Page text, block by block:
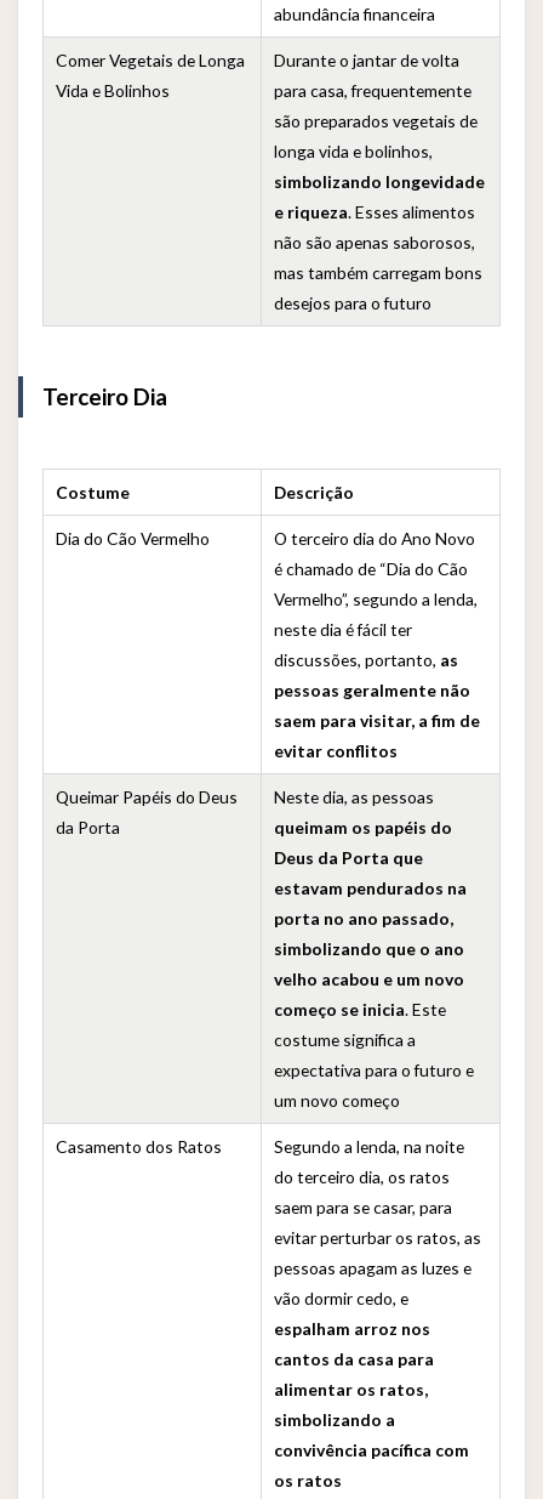
abundância financeira
Comer Vegetais de Longa
Vida e Bolinhos
Durante o jantar de volta
para casa, frequentemente
são preparados vegetais de
longa vida e bolinhos,
simbolizando longevidade
e riqueza. Esses alimentos
não são apenas saborosos,
mas também carregam bons
desejos para o futuro
Terceiro Dia
Costume Descrição
Dia do Cão Vermelho
O terceiro dia do Ano Novo
é chamado de “Dia do Cão
Vermelho”, segundo a lenda,
neste dia é fácil ter
discussões, portanto, as
pessoas geralmente não
saem para visitar, a fim de
evitar conflitos
Queimar Papéis do Deus
da Porta
Neste dia, as pessoas
queimam os papéis do
Deus da Porta que
estavam pendurados na
porta no ano passado,
simbolizando que o ano
velho acabou e um novo
começo se inicia. Este
costume significa a
expectativa para o futuro e
um novo começo
Casamento dos Ratos
Segundo a lenda, na noite
do terceiro dia, os ratos
saem para se casar, para
evitar perturbar os ratos, as
pessoas apagam as luzes e
vão dormir cedo, e
espalham arroz nos
cantos da casa para
alimentar os ratos,
simbolizando a
convivência pacífica com
os ratos